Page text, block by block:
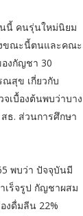
นี้ คนรุ่นใหม่นิยม
งขณะนี้ตนและคณะ
งกัญชา 30
ณสุข เกี่ยวกับ
เบื้องต้นพบว่าบาง
ธ. ส่วนการศึกษา
พบว่า ปัจจุบันมี
เร็จรูป กัญชาผสม
งดื่มลีน 22%